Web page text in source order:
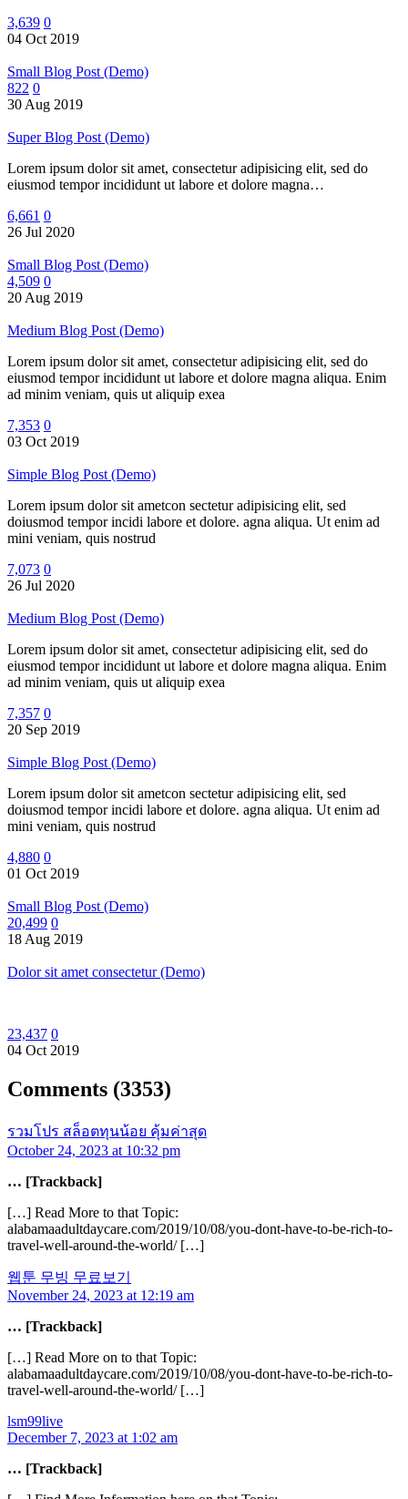
3,639 0
04 Oct 2019
Small Blog Post (Demo)
822 0
30 Aug 2019
Super Blog Post (Demo)
Lorem ipsum dolor sit amet, consectetur adipisicing elit, sed do
eiusmod tempor incididunt ut labore et dolore magna…
6,661 0
26 Jul 2020
Small Blog Post (Demo)
4,509 0
20 Aug 2019
Medium Blog Post (Demo)
Lorem ipsum dolor sit amet, consectetur adipisicing elit, sed do
eiusmod tempor incididunt ut labore et dolore magna aliqua. Enim
ad minim veniam, quis ut aliquip exea
7,353 0
03 Oct 2019
Simple Blog Post (Demo)
Lorem ipsum dolor sit ametcon sectetur adipisicing elit, sed
doiusmod tempor incidi labore et dolore. agna aliqua. Ut enim ad
mini veniam, quis nostrud
7,073 0
26 Jul 2020
Medium Blog Post (Demo)
Lorem ipsum dolor sit amet, consectetur adipisicing elit, sed do
eiusmod tempor incididunt ut labore et dolore magna aliqua. Enim
ad minim veniam, quis ut aliquip exea
7,357 0
20 Sep 2019
Simple Blog Post (Demo)
Lorem ipsum dolor sit ametcon sectetur adipisicing elit, sed
doiusmod tempor incidi labore et dolore. agna aliqua. Ut enim ad
mini veniam, quis nostrud
4,880 0
01 Oct 2019
Small Blog Post (Demo)
20,499 0
18 Aug 2019
Dolor sit amet consectetur (Demo)
23,437 0
04 Oct 2019
Comments (3353)
รวมโปร สล็อตทุนน้อย คุ้มค่าสุด
October 24, 2023 at 10:32 pm
… [Trackback]
[…] Read More to that Topic:
alabamaadultdaycare.com/2019/10/08/you-dont-have-to-be-rich-to-
travel-well-around-the-world/ […]
웹툰 무빙 무료보기
November 24, 2023 at 12:19 am
… [Trackback]
[…] Read More on to that Topic:
alabamaadultdaycare.com/2019/10/08/you-dont-have-to-be-rich-to-
travel-well-around-the-world/ […]
lsm99live
December 7, 2023 at 1:02 am
… [Trackback]